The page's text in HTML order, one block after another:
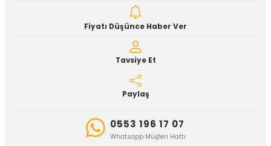
Fiyatı Düşünce Haber Ver
Tavsiye Et
Paylaş
0553 196 17 07
Whatsapp Müşteri Hattı